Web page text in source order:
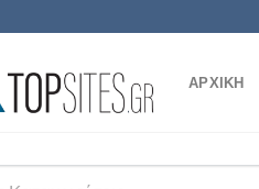
ΑΡΧΙΚΗ